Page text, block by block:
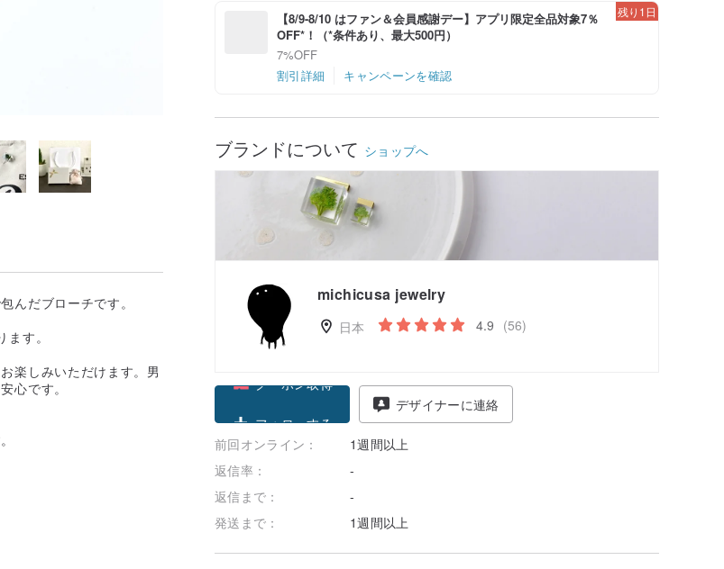
【8/9-8/10 はファン＆会員感謝デー】アプリ限定全品対象7％
OFF*！（*条件あり、最大500円）
7%OFF
割引詳細
キャンペーンを確認
残り1日
ブランドについて ショップへ
michicusa jewelry
日本 4.9 (56)
フォローする
デザイナーに連絡
前回オンライン：
1週間以上
返信率：
-
返信まで：
-
発送まで：
1週間以上
んだブローチです。
す。
楽しみいただけます。男
心です。